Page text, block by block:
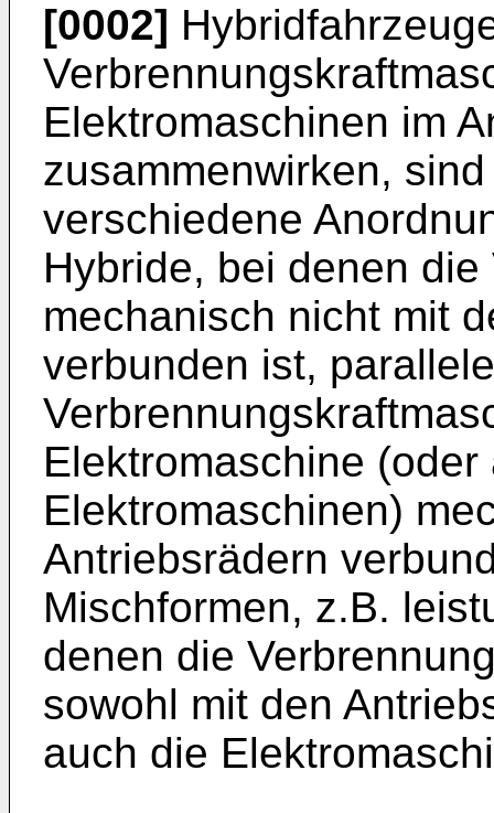
[0002]
Elektromaschinen im
zusammenwirken,
verschiedene
Hybride, bei denen
mechanisch nicht mit
verbunden ist,
Elektromaschine
Elektromaschinen)
Antriebsrädern
Mischformen, z.B.
denen die
sowohl mit den
auch die